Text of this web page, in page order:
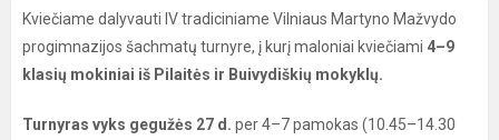
Kviečiame dalyvauti IV tradiciniame Vilniaus Martyno Mažvydo
progimnazijos šachmatų turnyre, į kurį maloniai kviečiami 4–9
klasių mokiniai iš Pilaitės ir Buivydiškių mokyklų.
Turnyras vyks gegužės 27 d. per 4–7 pamokas (10.45–14.30